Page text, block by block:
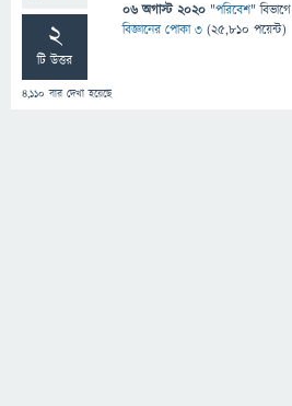
2
টি উত্তর
4,110 বার দেখা হয়েছে
06 অগাস্ট 2020 "পরিবেশ" বিভাগে
বিজ্ঞানের পোকা ৩ (25,810 পয়েন্ট)